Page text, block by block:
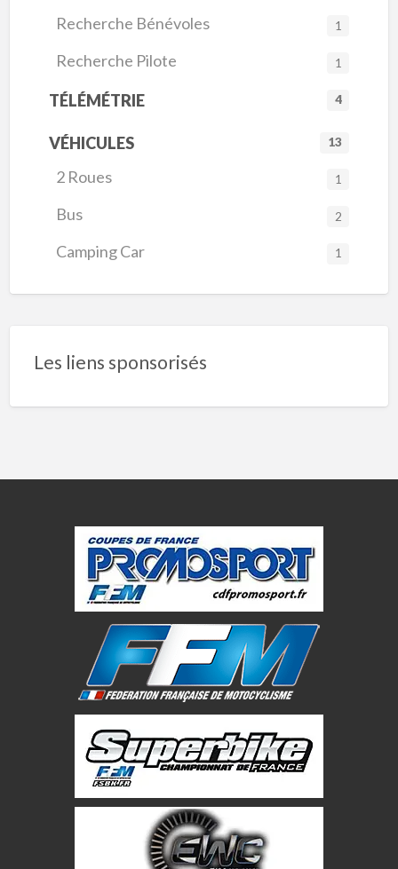
Recherche Bénévoles 1
Recherche Pilote 1
TÉLÉMÉTRIE 4
VÉHICULES 13
2 Roues 1
Bus 2
Camping Car 1
Les liens sponsorisés